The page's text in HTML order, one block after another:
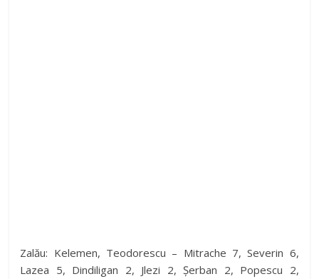
Zalău: Kelemen, Teodorescu – Mitrache 7, Severin 6,
Lazea 5, Dindiligan 2, Jlezi 2, Șerban 2, Popescu 2,